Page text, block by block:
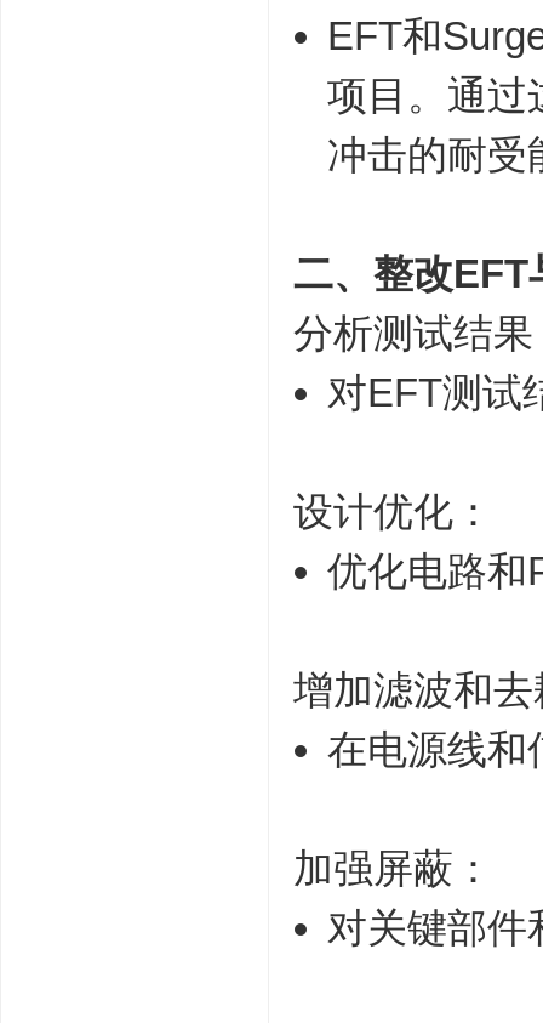
EFT和
项目。通过
冲击的耐受
二、整改
分析测试结果
对EFT测试
设计优化：
优化电路和
增加滤波和
在电源线和
加强屏蔽：
对关键部件